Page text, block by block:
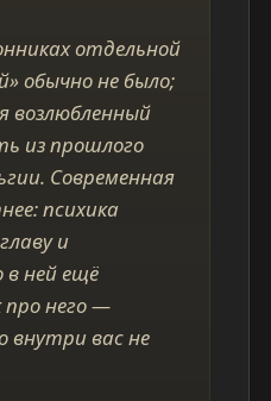
отдельной
обычно не было;
возлюбленный
из прошлого
Современная
психика
и
ней ещё
про него —
внутри вас не